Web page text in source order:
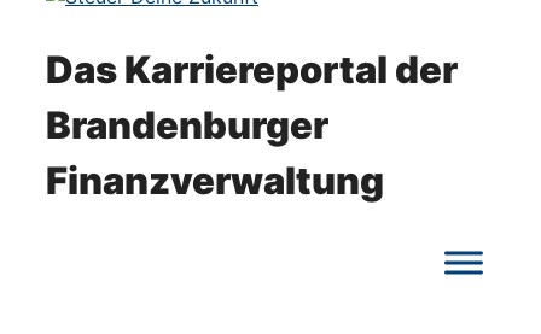
Das Karriereportal der
Brandenburger
Finanzverwaltung